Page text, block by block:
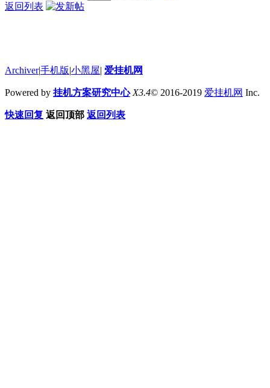
返回列表
Archiver|手机版|小黑屋| 爱挂机网
Powered by 挂机方案研究中心 X3.4© 2016-2019 爱挂机网 Inc.
快速回复 返回顶部 返回列表